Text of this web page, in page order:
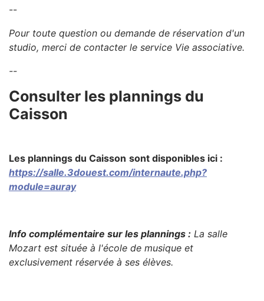
--
Pour toute question ou demande de réservation d'un
studio, merci de contacter le service Vie associative.
--
Consulter les plannings du
Caisson
Les plannings du Caisson sont disponibles ici :
https://salle.3douest.com/internaute.php?
module=auray
Info complémentaire sur les plannings : La salle
Mozart est située à l'école de musique et
exclusivement réservée à ses élèves.